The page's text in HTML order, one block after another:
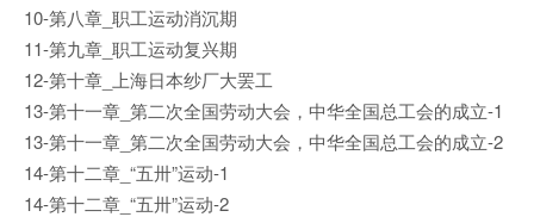
10-第八章_职工运动消沉期
11-第九章_职工运动复兴期
12-第十章_上海日本纱厂大罢工
13-第十一章_第二次全国劳动大会，中华全国总工会的成立-1
13-第十一章_第二次全国劳动大会，中华全国总工会的成立-2
14-第十二章_“五卅”运动-1
14-第十二章_“五卅”运动-2